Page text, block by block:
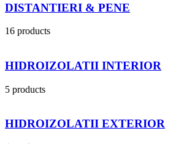
DISTANTIERI & PENE
16 products
HIDROIZOLATII INTERIOR
5 products
HIDROIZOLATII EXTERIOR